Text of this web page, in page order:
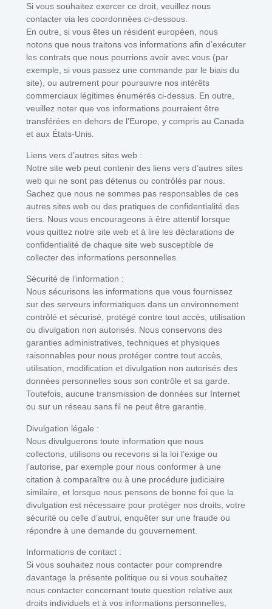
Si vous souhaitez exercer ce droit, veuillez nous
contacter via les coordonnées ci-dessous.
En outre, si vous êtes un résident européen, nous
notons que nous traitons vos informations afin d’exécuter
les contrats que nous pourrions avoir avec vous (par
exemple, si vous passez une commande par le biais du
site), ou autrement pour poursuivre nos intérêts
commerciaux légitimes énumérés ci-dessus. En outre,
veuillez noter que vos informations pourraient être
transférées en dehors de l’Europe, y compris au Canada
et aux États-Unis.
Liens vers d’autres sites web :
Notre site web peut contenir des liens vers d’autres sites
web qui ne sont pas détenus ou contrôlés par nous.
Sachez que nous ne sommes pas responsables de ces
autres sites web ou des pratiques de confidentialité des
tiers. Nous vous encourageons à être attentif lorsque
vous quittez notre site web et à lire les déclarations de
confidentialité de chaque site web susceptible de
collecter des informations personnelles.
Sécurité de l’information :
Nous sécurisons les informations que vous fournissez
sur des serveurs informatiques dans un environnement
contrôlé et sécurisé, protégé contre tout accès, utilisation
ou divulgation non autorisés. Nous conservons des
garanties administratives, techniques et physiques
raisonnables pour nous protéger contre tout accès,
utilisation, modification et divulgation non autorisés des
données personnelles sous son contrôle et sa garde.
Toutefois, aucune transmission de données sur Internet
ou sur un réseau sans fil ne peut être garantie.
Divulgation légale :
Nous divulguerons toute information que nous
collectons, utilisons ou recevons si la loi l’exige ou
l’autorise, par exemple pour nous conformer à une
citation à comparaître ou à une procédure judiciaire
similaire, et lorsque nous pensons de bonne foi que la
divulgation est nécessaire pour protéger nos droits, votre
sécurité ou celle d’autrui, enquêter sur une fraude ou
répondre à une demande du gouvernement.
Informations de contact :
Si vous souhaitez nous contacter pour comprendre
davantage la présente politique ou si vous souhaitez
nous contacter concernant toute question relative aux
droits individuels et à vos informations personnelles,